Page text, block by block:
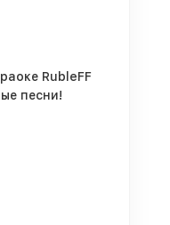
RubleFF
песни!